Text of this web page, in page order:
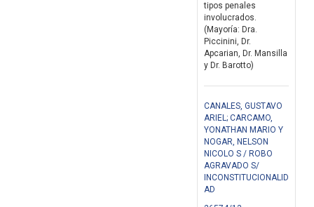
tipos penales
involucrados.
(Mayoría: Dra.
Piccinini, Dr.
Apcarian, Dr. Mansilla
y Dr. Barotto)
CANALES, GUSTAVO
ARIEL; CARCAMO,
YONATHAN MARIO Y
NOGAR, NELSON
NICOLO S / ROBO
AGRAVADO S/
INCONSTITUCIONALID
AD